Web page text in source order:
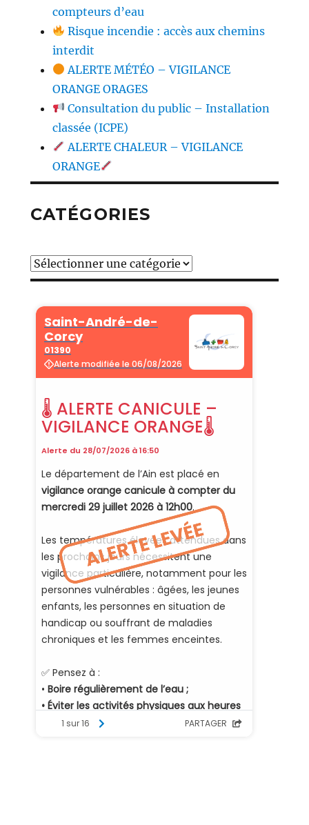
compteurs d’eau
Risque incendie : accès aux chemins
interdit
ALERTE MÉTÉO – VIGILANCE
ORANGE ORAGES
Consultation du public – Installation
classée (ICPE)
ALERTE CHALEUR – VIGILANCE
ORANGE
CATÉGORIES
Catégories